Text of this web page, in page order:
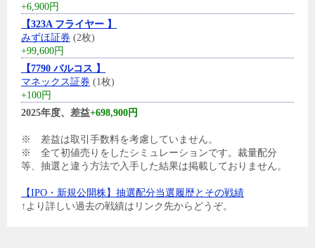
+6,900円
【323A フライヤー 】
みずほ証券 (2枚)
+99,600円
【7790 バルコス 】
マネックス証券 (1枚)
+100円
2025年度、差益+698,900円
※ 差益は取引手数料を考慮していません。
※ 全て初値売りをしたシミュレーションです。裁量配分
等、抽選と違う方法で入手した結果は掲載しておりません。
【IPO・新規公開株】抽選配分当選履歴とその戦績
↑より詳しい過去の戦績はリンク先からどうぞ。